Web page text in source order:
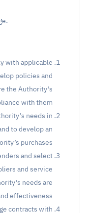
.
with applicable
policies and
the Authority’s
with them.
needs in
to develop an
purchases.
and select
and service
needs are
effectiveness.
contracts with